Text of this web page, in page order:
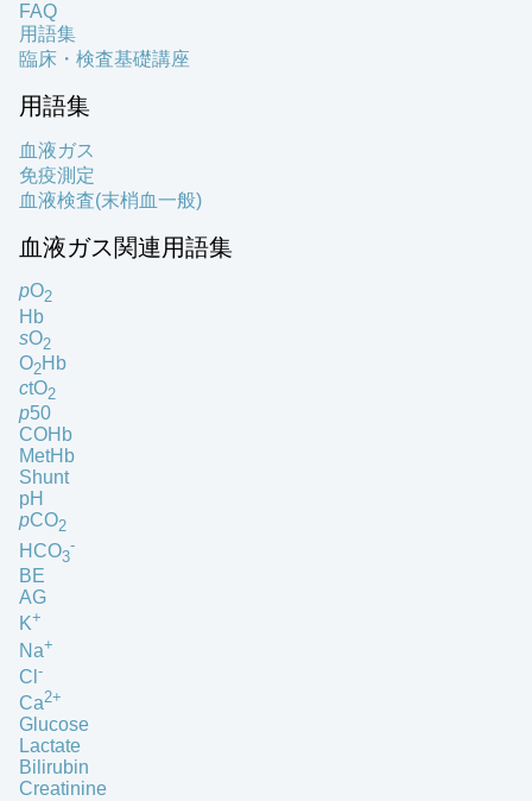
FAQ
用語集
臨床・検査基礎講座
用語集
血液ガス
免疫測定
血液検査(末梢血一般)
血液ガス関連用語集
pO2
Hb
sO2
O2Hb
ctO2
p50
COHb
MetHb
Shunt
pH
pCO2
HCO3
-
BE
AG
K+
Na+
Cl -
Ca2+
Glucose
Lactate
Bilirubin
Creatinine